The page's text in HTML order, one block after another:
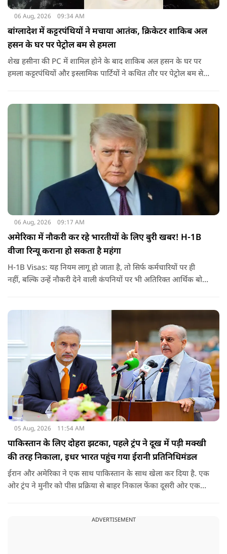
06 Aug, 2026 09:34 AM
बांग्लादेश में कट्टरपंथियों ने मचाया आतंक, क्रिकेटर शाकिब अल
हसन के घर पर पेट्रोल बम से हमला
शेख हसीना की PC में शामिल होने के बाद शाकिब अल हसन के घर पर
हमला कट्टरपंथियों और इस्लामिक पार्टियों ने कथित तौर पर पेट्रोल बम से
जरिए संबोधन दिया था.
06 Aug, 2026 09:17 AM
अमेरिका में नौकरी कर रहे भारतीयों के लिए बुरी खबर! H-1B
वीजा रिन्यू कराना हो सकता है महंगा
H-1B Visas: यह नियम लागू हो जाता है, तो सिर्फ कर्मचारियों पर ही
नहीं, बल्कि उन्हें नौकरी देने वाली कंपनियों पर भी अतिरिक्त आर्थिक बोझ
वीजा का समय-समय पर नवीनीकरण कराते हैं.
05 Aug, 2026 11:54 AM
पाकिस्तान के लिए दोहरा झटका, पहले ट्रंप ने दूख में पड़ी मक्खी
की तरह निकाला, इधर भारत पहुंच गया ईरानी प्रतिनिधिमंडल
ईरान और अमेरिका ने एक साथ पाकिस्तान के साथ खेला कर दिया है. एक
ओर ट्रंप ने मुनीर को पीस प्रक्रिया से बाहर निकाल फेंका दूसरी ओर एक
ADVERTISEMENT